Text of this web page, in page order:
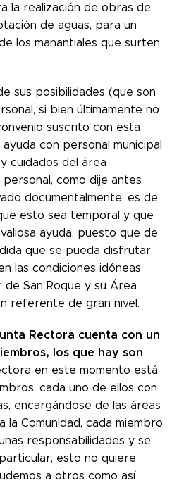
la realización de obras de
de aguas, para un
los manantiales que surten
sus posibilidades (que son
si bien últimamente no
suscrito con esta
con personal municipal
cuidados del área
como dije antes
documentalmente, es de
esto sea temporal y que
ayuda, puesto que de
que se pueda disfrutar
las condiciones idóneas
San Roque y su Área
referente de gran nivel.
Rectora cuenta con un
los que hay son
en este momento está
cada uno de ellos con
encargándose de las áreas
la Comunidad, cada miembro
responsabilidades y se
esto no quiere
a otros como así